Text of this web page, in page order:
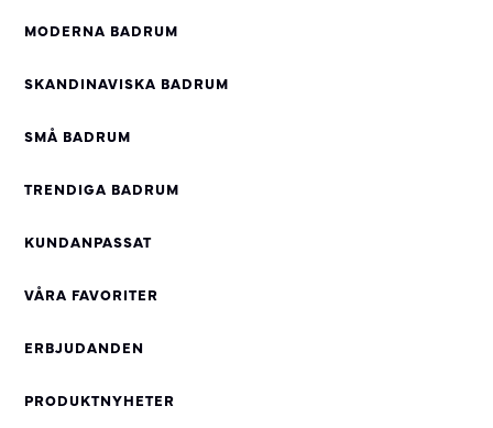
MODERNA BADRUM
SKANDINAVISKA BADRUM
SMÅ BADRUM
TRENDIGA BADRUM
KUNDANPASSAT
VÅRA FAVORITER
ERBJUDANDEN
PRODUKTNYHETER